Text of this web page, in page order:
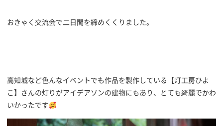
おきゃく交流会で二日間を締めくくりました。
高知城など色んなイベントでも作品を製作している【灯工房ひよ
こ】さんの灯りがアイデアソンの建物にもあり、とても綺麗でかわ
いかったです